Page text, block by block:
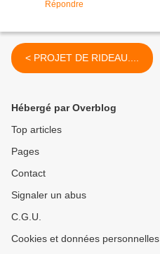
Répondre
< PROJET DE RIDEAU....
Hébergé par Overblog
Top articles
Pages
Contact
Signaler un abus
C.G.U.
Cookies et données personnelles